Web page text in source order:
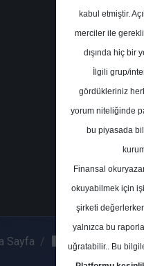
Sayfa Galata Menkul
kabul etmiştir.
merciler ile
dışında hiç bir
İlgili grup/
gördükleriniz
yorum niteliğinde
bu piyasada
Finansal
okuyabilmek için
şirketi
yalnızca bu
uğratabilir.. Bu